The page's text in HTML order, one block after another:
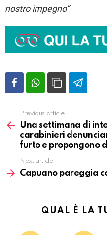
nostro impegno”
Vedi
altro
Previous article
Una settimana di
carabinieri
furto e propongono
Next article
Capuano pareggia
QUAL È LA